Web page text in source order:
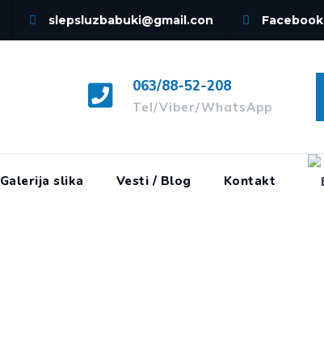
slepsluzbabuki@gmail.con Facebook
063/88-52-208
Tel/Viber/WhatsApp
Galerija slika Vesti / Blog Kontakt